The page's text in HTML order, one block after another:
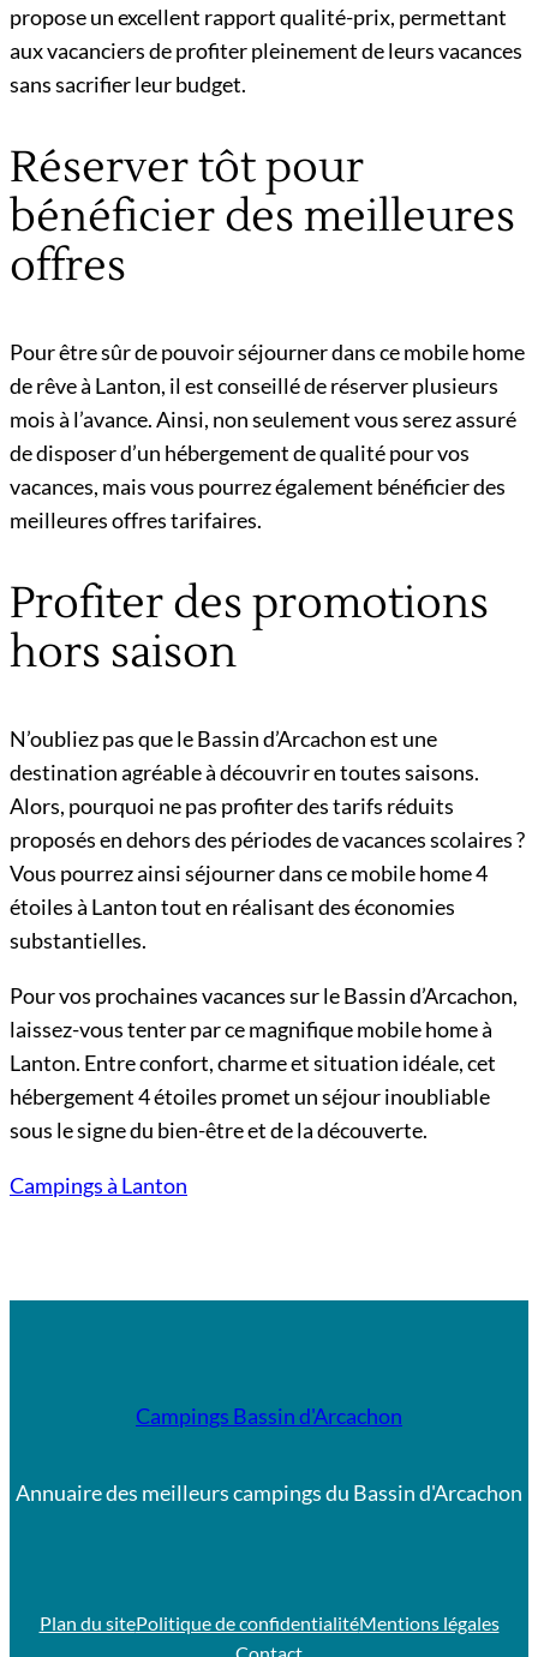
propose un excellent rapport qualité-prix, permettant
aux vacanciers de profiter pleinement de leurs vacances
sans sacrifier leur budget.
Réserver tôt pour
bénéficier des meilleures
offres
Pour être sûr de pouvoir séjourner dans ce mobile home
de rêve à Lanton, il est conseillé de réserver plusieurs
mois à l’avance. Ainsi, non seulement vous serez assuré
de disposer d’un hébergement de qualité pour vos
vacances, mais vous pourrez également bénéficier des
meilleures offres tarifaires.
Profiter des promotions
hors saison
N’oubliez pas que le Bassin d’Arcachon est une
destination agréable à découvrir en toutes saisons.
Alors, pourquoi ne pas profiter des tarifs réduits
proposés en dehors des périodes de vacances scolaires ?
Vous pourrez ainsi séjourner dans ce mobile home 4
étoiles à Lanton tout en réalisant des économies
substantielles.
Pour vos prochaines vacances sur le Bassin d’Arcachon,
laissez-vous tenter par ce magnifique mobile home à
Lanton. Entre confort, charme et situation idéale, cet
hébergement 4 étoiles promet un séjour inoubliable
sous le signe du bien-être et de la découverte.
Campings à Lanton
Campings Bassin d'Arcachon
Annuaire des meilleurs campings du Bassin d'Arcachon
Plan du sitePolitique de confidentialitéMentions légales
Contact